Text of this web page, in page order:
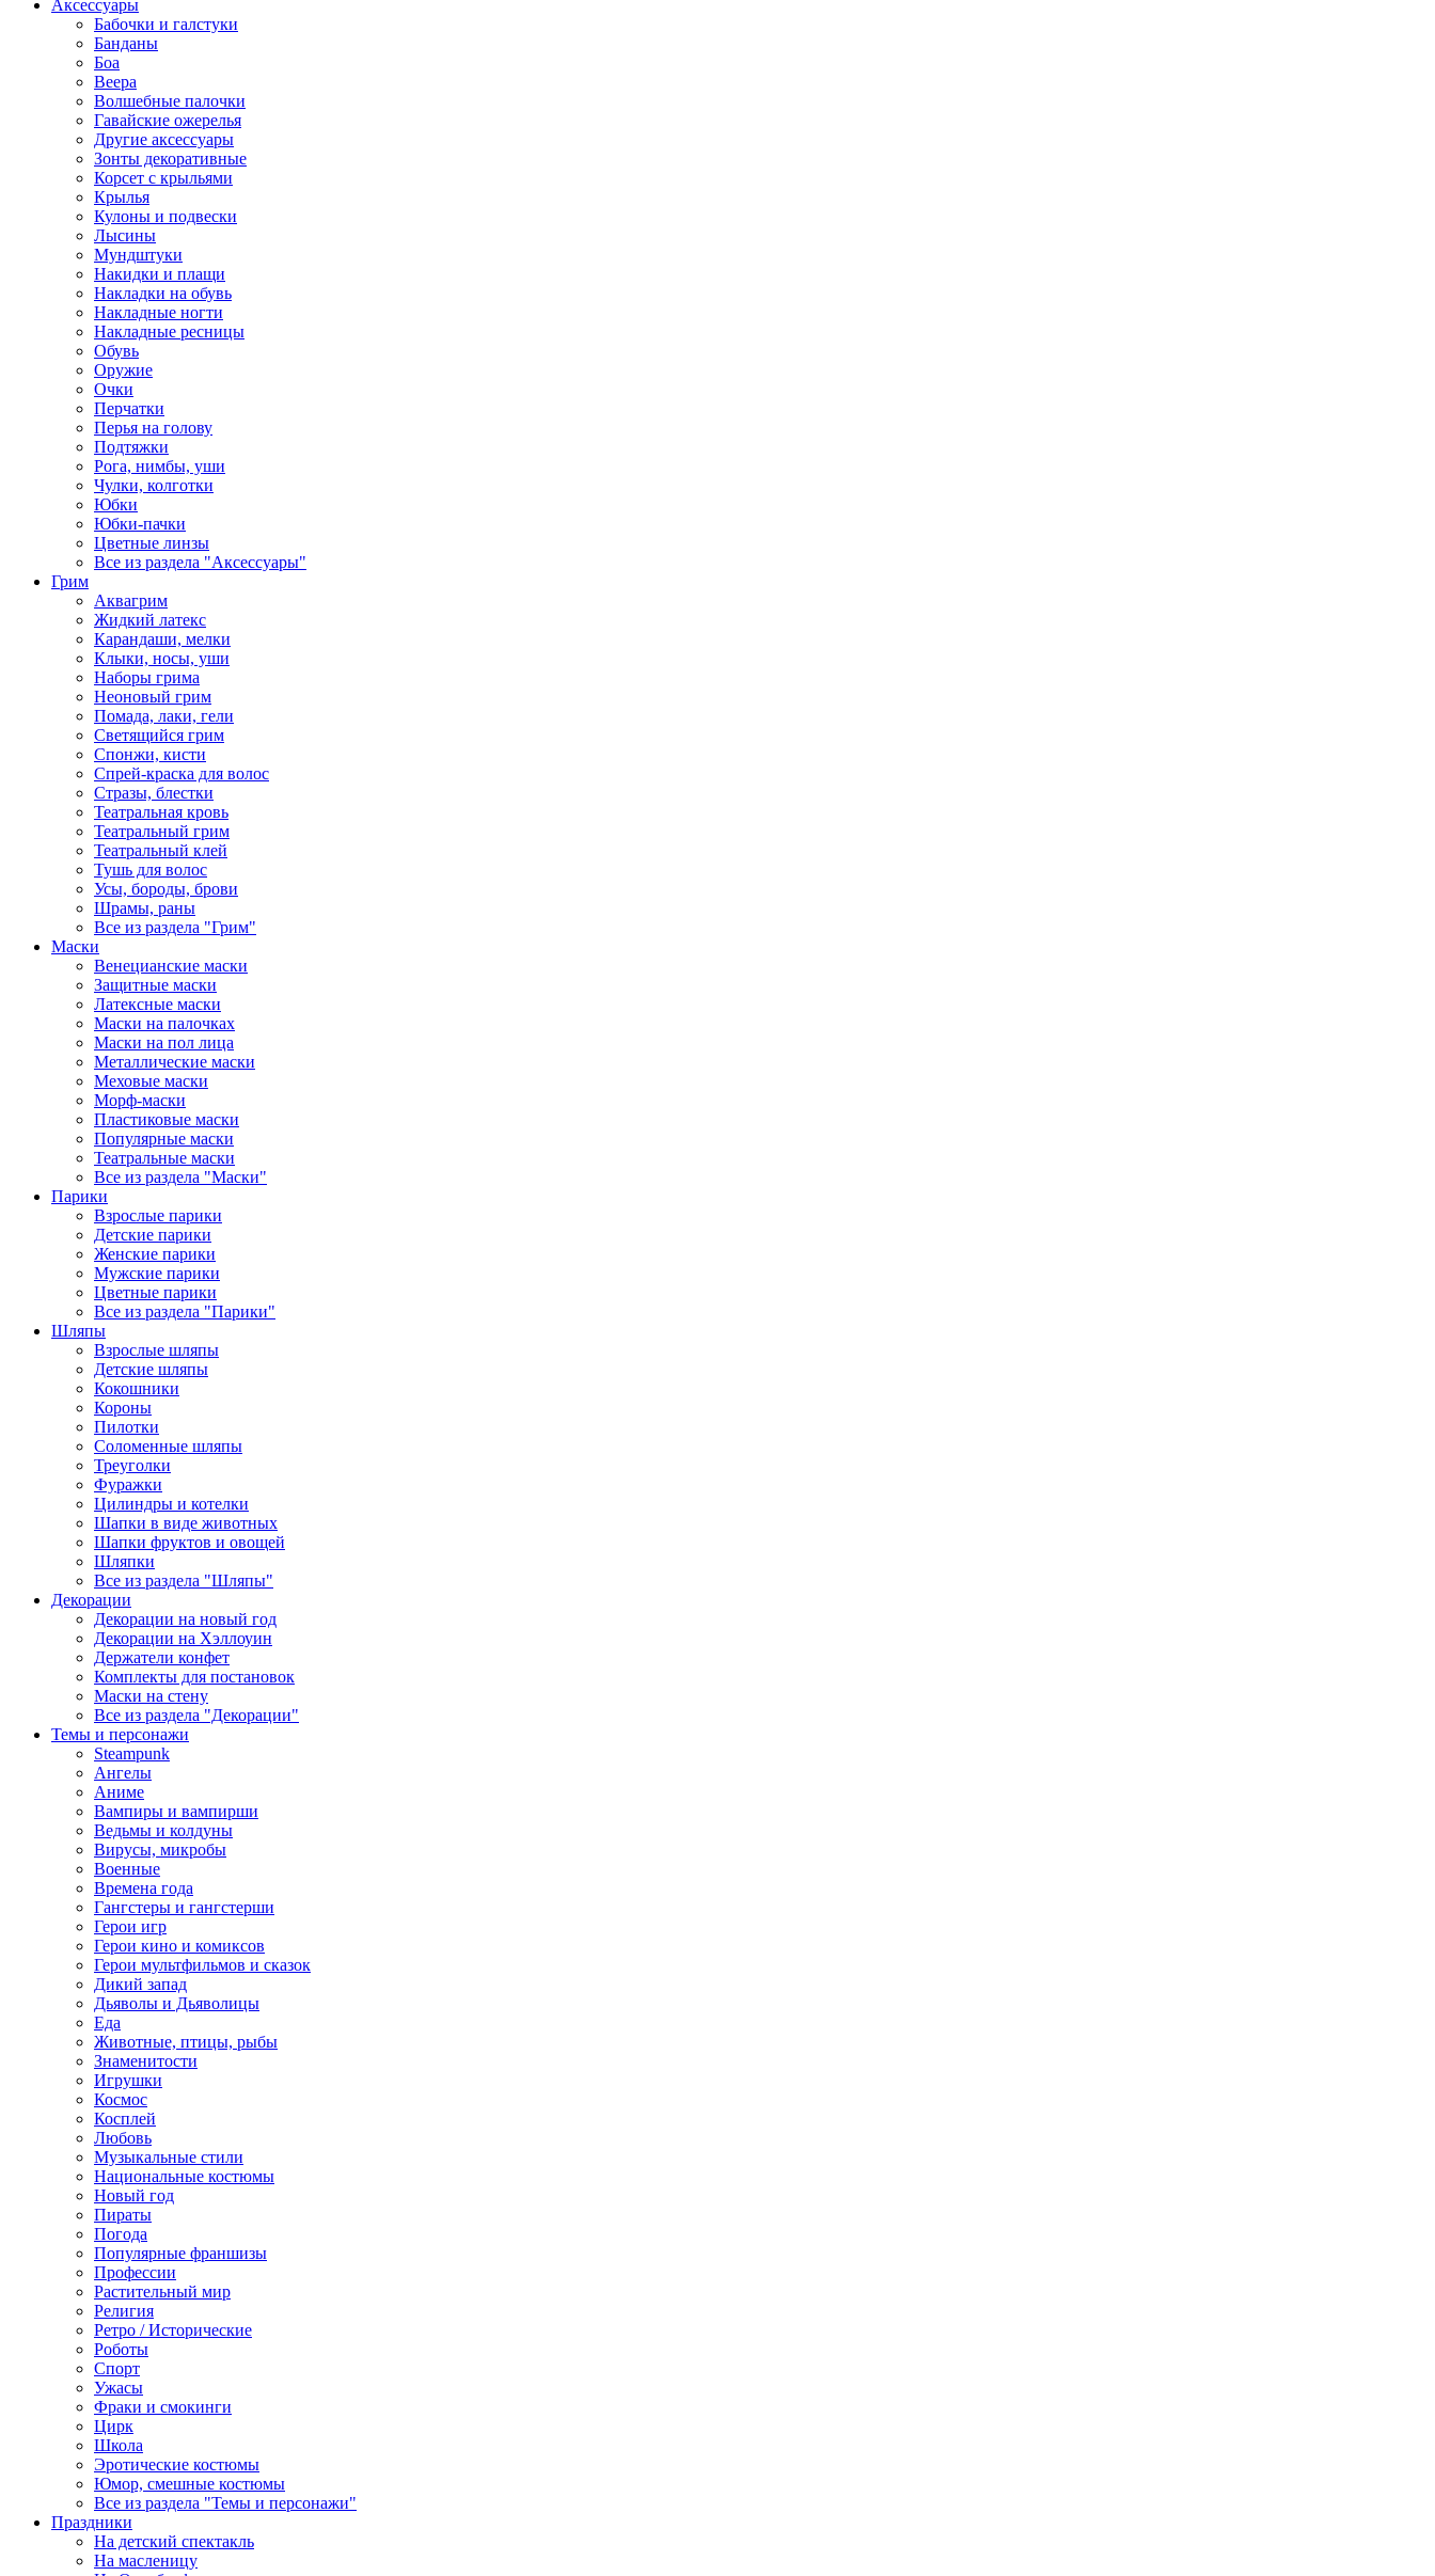
Аксессуары
Бабочки и галстуки
Банданы
Боа
Веера
Волшебные палочки
Гавайские ожерелья
Другие аксессуары
Зонты декоративные
Корсет с крыльями
Крылья
Кулоны и подвески
Лысины
Мундштуки
Накидки и плащи
Накладки на обувь
Накладные ногти
Накладные ресницы
Обувь
Оружие
Очки
Перчатки
Перья на голову
Подтяжки
Рога, нимбы, уши
Чулки, колготки
Юбки
Юбки-пачки
Цветные линзы
Все из раздела "Аксессуары"
Грим
Аквагрим
Жидкий латекс
Карандаши, мелки
Клыки, носы, уши
Наборы грима
Неоновый грим
Помада, лаки, гели
Светящийся грим
Спонжи, кисти
Спрей-краска для волос
Стразы, блестки
Театральная кровь
Театральный грим
Театральный клей
Тушь для волос
Усы, бороды, брови
Шрамы, раны
Все из раздела "Грим"
Маски
Венецианские маски
Защитные маски
Латексные маски
Маски на палочках
Маски на пол лица
Металлические маски
Меховые маски
Морф-маски
Пластиковые маски
Популярные маски
Театральные маски
Все из раздела "Маски"
Парики
Взрослые парики
Детские парики
Женские парики
Мужские парики
Цветные парики
Все из раздела "Парики"
Шляпы
Взрослые шляпы
Детские шляпы
Кокошники
Короны
Пилотки
Соломенные шляпы
Треуголки
Фуражки
Цилиндры и котелки
Шапки в виде животных
Шапки фруктов и овощей
Шляпки
Все из раздела "Шляпы"
Декорации
Декорации на новый год
Декорации на Хэллоуин
Держатели конфет
Комплекты для постановок
Маски на стену
Все из раздела "Декорации"
Темы и персонажи
Steampunk
Ангелы
Аниме
Вампиры и вампирши
Ведьмы и колдуны
Вирусы, микробы
Военные
Времена года
Гангстеры и гангстерши
Герои игр
Герои кино и комиксов
Герои мультфильмов и сказок
Дикий запад
Дьяволы и Дьяволицы
Еда
Животные, птицы, рыбы
Знаменитости
Игрушки
Космос
Косплей
Любовь
Музыкальные стили
Национальные костюмы
Новый год
Пираты
Погода
Популярные франшизы
Профессии
Растительный мир
Религия
Ретро / Исторические
Роботы
Спорт
Ужасы
Фраки и смокинги
Цирк
Школа
Эротические костюмы
Юмор, смешные костюмы
Все из раздела "Темы и персонажи"
Праздники
На детский спектакль
На масленицу